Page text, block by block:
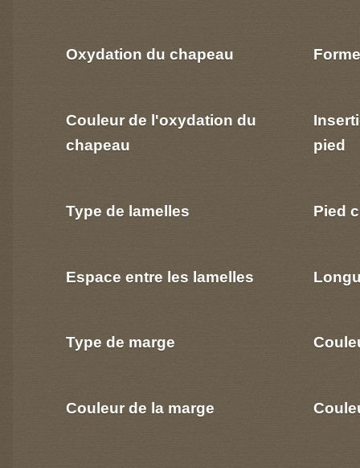
Oxydation du chapeau
Couleur de l'oxydation du
chapeau
Type de lamelles
Espace entre les lamelles
Type de marge
Couleur de la marge
pied
Pied